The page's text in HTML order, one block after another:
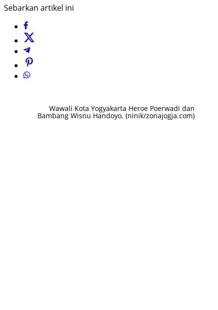
Sebarkan artikel ini
Wawali Kota Yogyakarta Heroe Poerwadi dan
Bambang Wisnu Handoyo. (ninik/zonajogja.com)